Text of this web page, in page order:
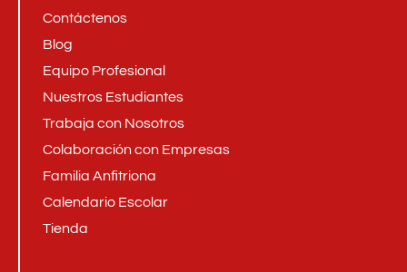
Contáctenos
Blog
Equipo Profesional
Nuestros Estudiantes
Trabaja con Nosotros
Colaboración con Empresas
Familia Anfitriona
Calendario Escolar
Tienda